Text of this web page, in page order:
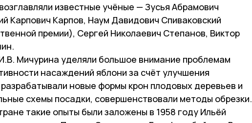
известные учёные — Зусья Абрамович
Карпович Карпов, Наум Давидович Спиваковский
премии), Сергей Николаевич Степанов, Виктор
Мичурина уделяли большое внимание проблемам
насаждений яблони за счёт улучшения
новые формы крон плодовых деревьев и
схемы посадки, совершенствовали методы обрезки.
такие опыты были заложены в 1958 году Ильёй